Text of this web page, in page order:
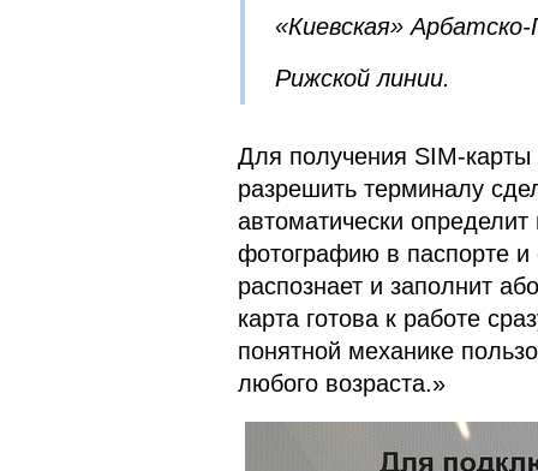
«Киевская»
Рижской линии.
Для получения SIM-карты
разрешить терминалу
автоматически
фотографию в паспорте
распознает и заполнит
карта готова к работе
понятной механике
любого возраста.»